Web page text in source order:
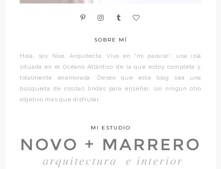
SOBRE MÍ
Hola, soy Noe. Arquitecta. Vivo en “mi paraíso”, una isla
situada en el Océano Atlántico de la que estoy completa y
totalmente enamorada. Deseo que este blog sea una
búsqueda de cositas lindas para enseñar, sin ningún otro
objetivo más que disfrutar.
MI ESTUDIO